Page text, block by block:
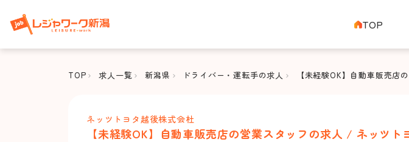
TOP
TOP 求人一覧 新潟県 ドライバー・運転手の求人 【未経験OK】自動車販売店
ネッツトヨタ越後株式会杜
【未経験OK】自動車販売店の営業スタッフの求人 / ネッツト